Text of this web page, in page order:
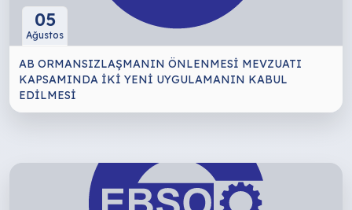
05
Ağustos
AB ORMANSIZLAŞMANIN ÖNLENMESİ MEVZUATI
KAPSAMINDA İKİ YENİ UYGULAMANIN KABUL
EDİLMESİ